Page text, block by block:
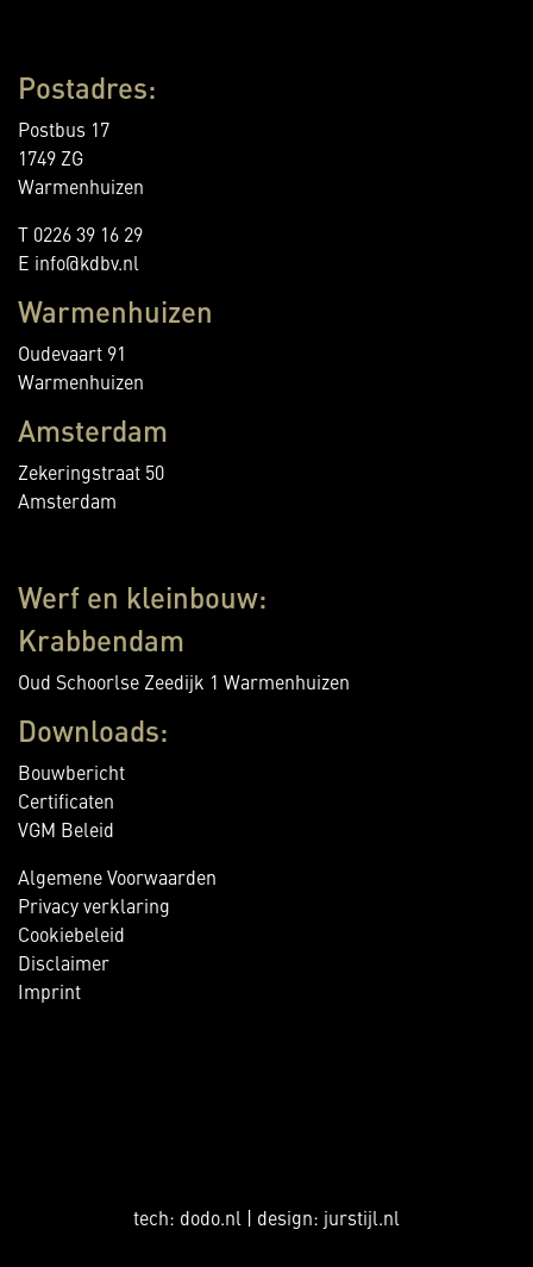
Postadres:
Postbus 17
1749 ZG
Warmenhuizen
T 0226 39 16 29
E info@kdbv.nl
Warmenhuizen
Oudevaart 91
Warmenhuizen
Amsterdam
Zekeringstraat 50
Amsterdam
Werf en kleinbouw:
Krabbendam
Oud Schoorlse Zeedijk 1 Warmenhuizen
Downloads:
Bouwbericht
Certificaten
VGM Beleid
Algemene Voorwaarden
Privacy verklaring
Cookiebeleid
Disclaimer
Imprint
tech: dodo.nl design: jurstijl.nl